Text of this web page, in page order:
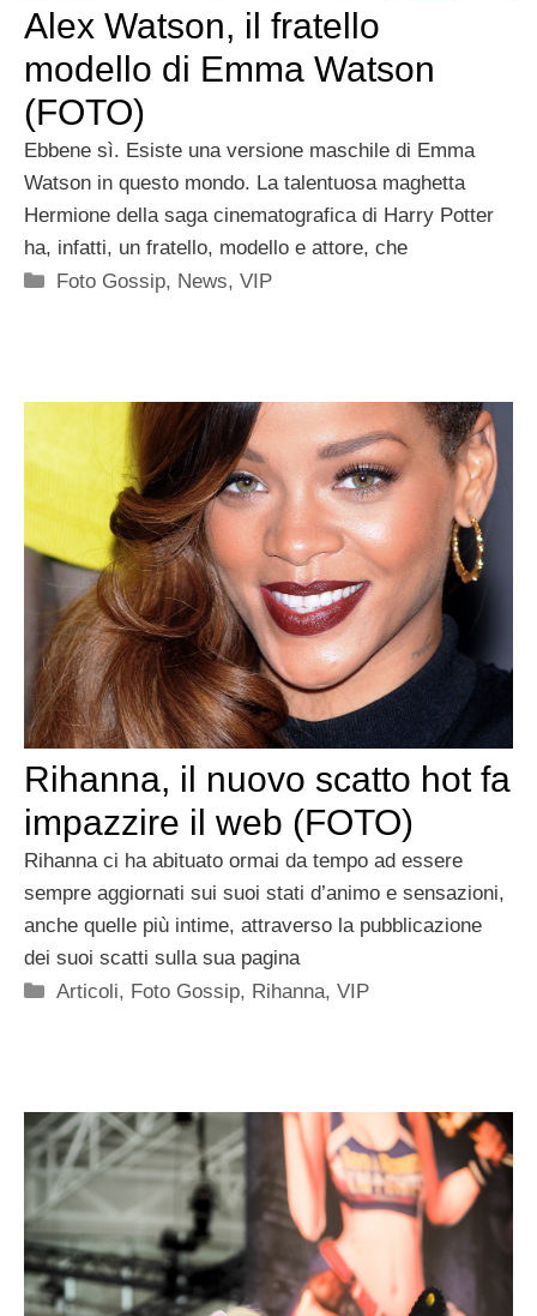
Alex Watson, il fratello
modello di Emma Watson
(FOTO)
Ebbene sì. Esiste una versione maschile di Emma
Watson in questo mondo. La talentuosa maghetta
Hermione della saga cinematografica di Harry Potter
ha, infatti, un fratello, modello e attore, che
Categorie
Foto Gossip, News,VIP
Rihanna, il nuovo scatto hot fa
impazzire il web (FOTO)
Rihanna ci ha abituato ormai da tempo ad essere
sempre aggiornati sui suoi stati d’animo e sensazioni,
anche quelle più intime, attraverso la pubblicazione
dei suoi scatti sulla sua pagina
Categorie
Articoli, Foto Gossip, Rihanna,VIP